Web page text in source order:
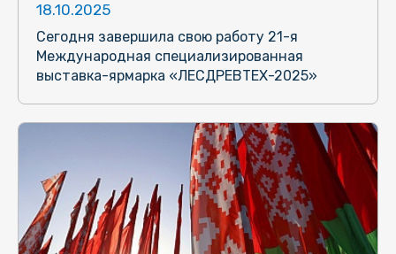
18.10.2025
Сегодня завершила свою работу 21-я
Международная специализированная
выставка-ярмарка «ЛЕСДРЕВТЕХ-2025»